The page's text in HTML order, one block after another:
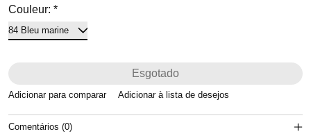
Couleur: *
Esgotado
Adicionar para comparar Adicionar à lista de desejos
Comentários (0)